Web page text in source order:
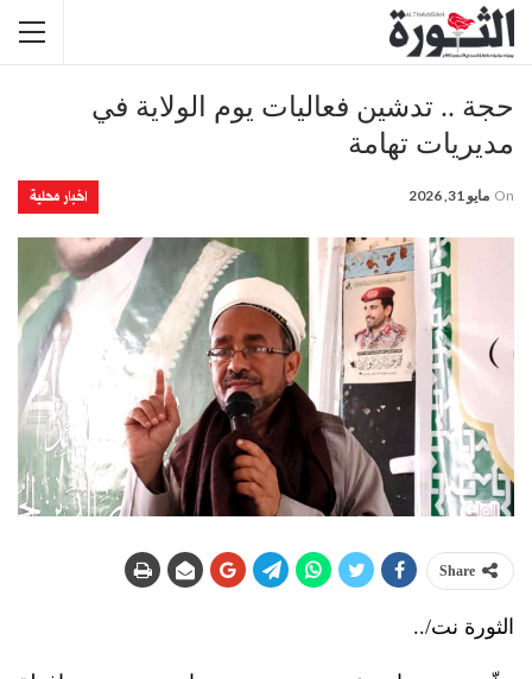
حجة .. تدشين فعاليات يوم الولاية في
مديريات تهامة
اخبار محلية On مايو 31, 2026
Share
الثورة نت/..